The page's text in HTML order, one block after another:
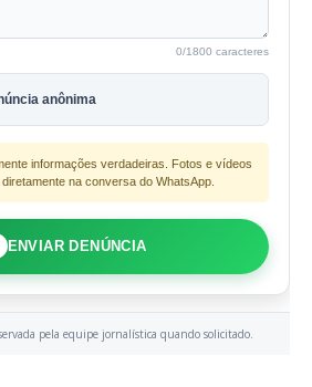
0/1800 caracteres
anônima
informações verdadeiras. Fotos e vídeos
na conversa do WhatsApp.
ENVIAR DENÚNCIA
pela equipe jornalística quando solicitado.